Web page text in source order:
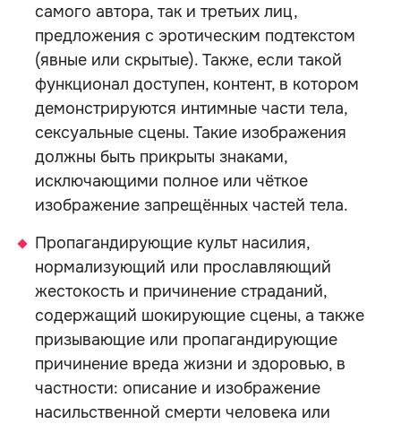
самого автора, так и третьих лиц,
предложения с эротическим подтекстом
(явные или скрытые). Также, если такой
функционал доступен, контент, в котором
демонстрируются интимные части тела,
сексуальные сцены. Такие изображения
должны быть прикрыты знаками,
исключающими полное или чёткое
изображение запрещённых частей тела.
Пропагандирующие культ насилия,
нормализующий или прославляющий
жестокость и причинение страданий,
содержащий шокирующие сцены, а также
призывающие или пропагандирующие
причинение вреда жизни и здоровью, в
частности: описание и изображение
насильственной смерти человека или